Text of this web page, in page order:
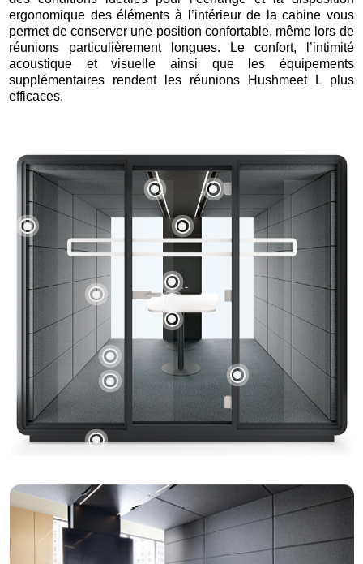
ergonomique des éléments à l’intérieur de la cabine vous
permet de conserver une position confortable, même lors de
réunions particulièrement longues. Le confort, l’intimité
acoustique et visuelle ainsi que les équipements
supplémentaires rendent les réunions Hushmeet L plus
efficaces.